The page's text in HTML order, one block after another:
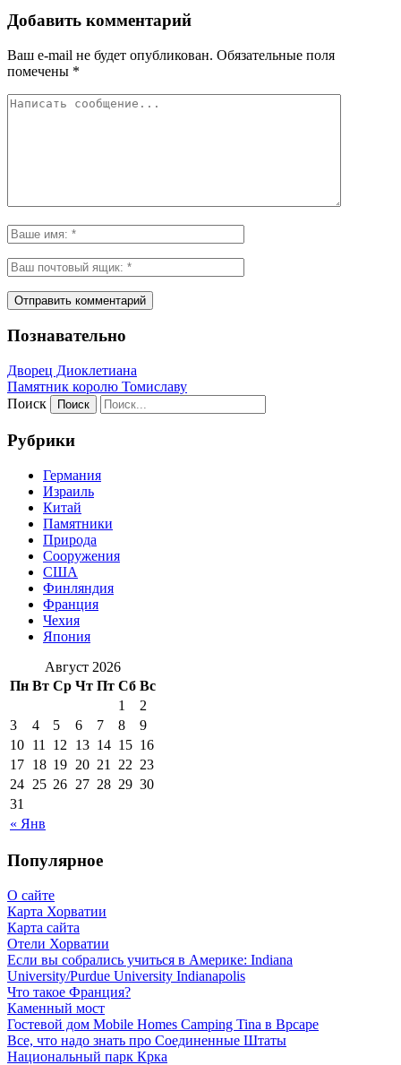
Добавить комментарий
Ваш e-mail не будет опубликован. Обязательные поля
помечены *
Познавательно
Дворец Диоклетиана
Памятник королю Томиславу
Поиск
Рубрики
Германия
Израиль
Китай
Памятники
Природа
Сооружения
США
Финляндия
Франция
Чехия
Япония
Август 2026
Пн Вт Ср Чт Пт Сб Вс
« Янв
1
2
3
4 5 6 7 8
9
10 11 12 13 14 15 16
17 18 19 20 21 22 23
24 25 26 27 28 29 30
31
Популярное
О сайте
Карта Хорватии
Карта сайта
Отели Хорватии
Если вы собрались учиться в Америке: Indiana
University/Purdue University Indianapolis
Что такое Франция?
Каменный мост
Гостевой дом Mobile Homes Camping Tina в Врсаре
Все, что надо знать про Соединенные Штаты
Национальный парк Крка